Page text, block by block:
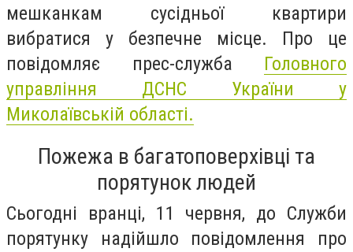
мешканкам сусідньої квартири
вибратися у безпечне місце. Про це
повідомляє прес-служба Головного
управління ДСНС України у
Миколаївській області.
Пожежа в багатоповерхівці та
порятунок людей
Сьогодні вранці, 11 червня, до Служби
порятунку надійшло повідомлення про